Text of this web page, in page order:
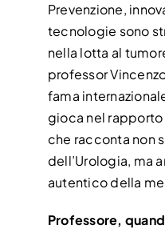
Prevenzione,
tecnologie sono
nella lotta al
professor
fama
gioca nel rapporto
che racconta non
dell’Urologia, ma
autentico della
Professore,